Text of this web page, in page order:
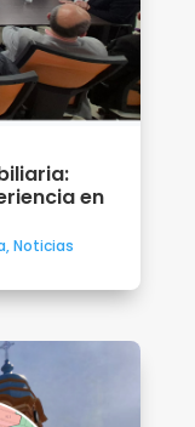
en
,Noticias